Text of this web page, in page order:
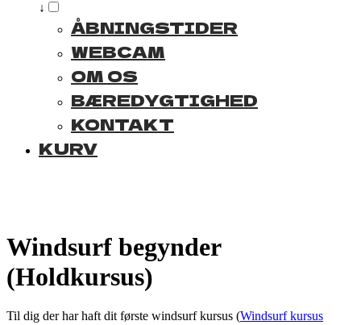
↓
ÅBNINGSTIDER
WEBCAM
OM OS
BÆREDYGTIGHED
KONTAKT
KURV
Windsurf begynder
(Holdkursus)
Til dig der har haft dit første windsurf kursus (Windsurf kursus